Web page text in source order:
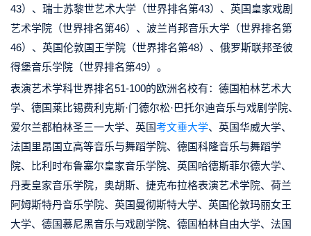
43）、瑞士苏黎世艺术大学（世界排名第43）、英国皇家戏剧
艺术学院（世界排名第46）、波兰肖邦音乐大学（世界排名第
46）、英国伦敦国王学院（世界排名第48）、俄罗斯联邦圣彼
得堡音乐学院（世界排名第49）。
表演艺术学科世界排名51-100的欧洲名校有：德国柏林艺术大
学、德国莱比锡费利克斯·门德尔松·巴托尔迪音乐与戏剧学院、
爱尔兰都柏林圣三一大学、英国考文垂大学、英国华威大学、
法国里昂国立高等音乐与舞蹈学院、德国科隆音乐与舞蹈学
院、比利时布鲁塞尔皇家音乐学院、英国哈德斯菲尔德大学、
丹麦皇家音乐学院，奥胡斯、捷克布拉格表演艺术学院、荷兰
阿姆斯特丹音乐学院、英国曼彻斯特大学、英国伦敦玛丽女王
大学、德国慕尼黑音乐与戏剧学院、德国柏林自由大学、法国